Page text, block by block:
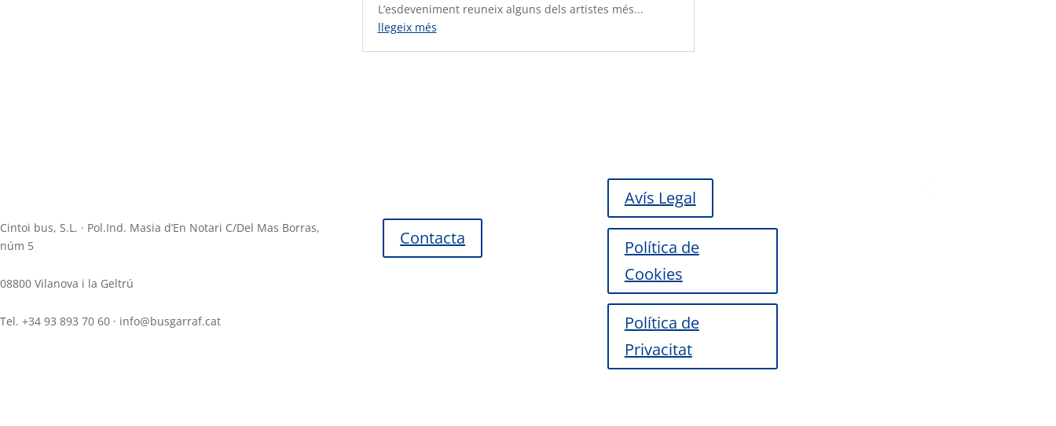
L’esdeveniment reuneix alguns dels artistes més...
llegeix més
Cintoi bus, S.L. · Pol.Ind. Masia d’En Notari C/Del Mas Borras,
núm 5
08800 Vilanova i la Geltrú
Tel. +34 93 893 70 60 · info@busgarraf.cat
Contacta
Avís Legal
Política de
Cookies
Política de
Privacitat